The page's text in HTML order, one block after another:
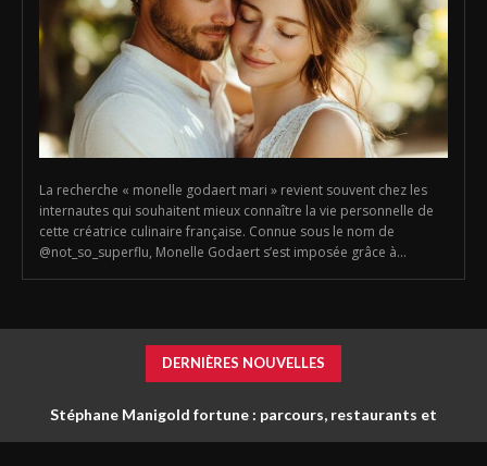
La recherche « monelle godaert mari » revient souvent chez les
internautes qui souhaitent mieux connaître la vie personnelle de
cette créatrice culinaire française. Connue sous le nom de
@not_so_superflu, Monelle Godaert s’est imposée grâce à...
DERNIÈRES NOUVELLES
Stéphane Manigold fortune : parcours, restaurants et